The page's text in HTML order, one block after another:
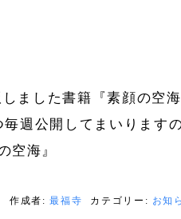
ました書籍『素顔の空
週公開してまいります
空海』
作成者:最福寺 カテゴリー: お知